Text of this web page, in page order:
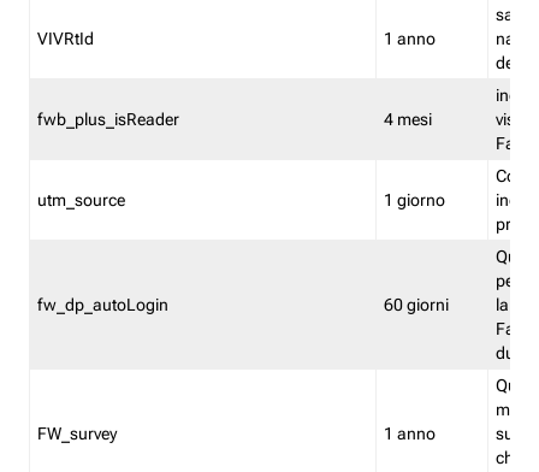
VIVRtId 1 anno
salva
del
fwb_plus_isReader 4 mesi
utm_source 1 giorno
fw_dp_autoLogin 60 giorni
la
FW_survey 1 anno